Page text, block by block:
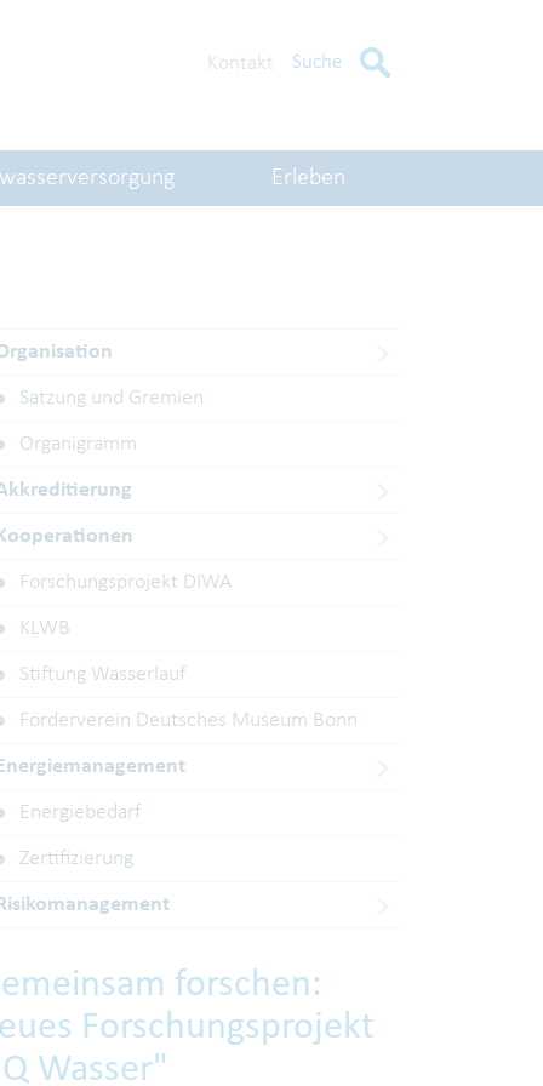
Erleben
Kontakt Suche
Satzung und Gremien
Organigramm
Forschungsprojekt DIWA
KLWB
Stiftung Wasserlauf
Förderverein Deutsches Museum Bonn
Energiebedarf
Zertifizierung
forschen:
Forschungsprojekt
Wasser"